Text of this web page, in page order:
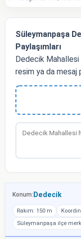
Süleymanpaşa
Paylaşımları
Dedecik
resim ya da mesaj
Konum: Dedecik
Rakım: 150 m
Süleymanpaşa ilçe